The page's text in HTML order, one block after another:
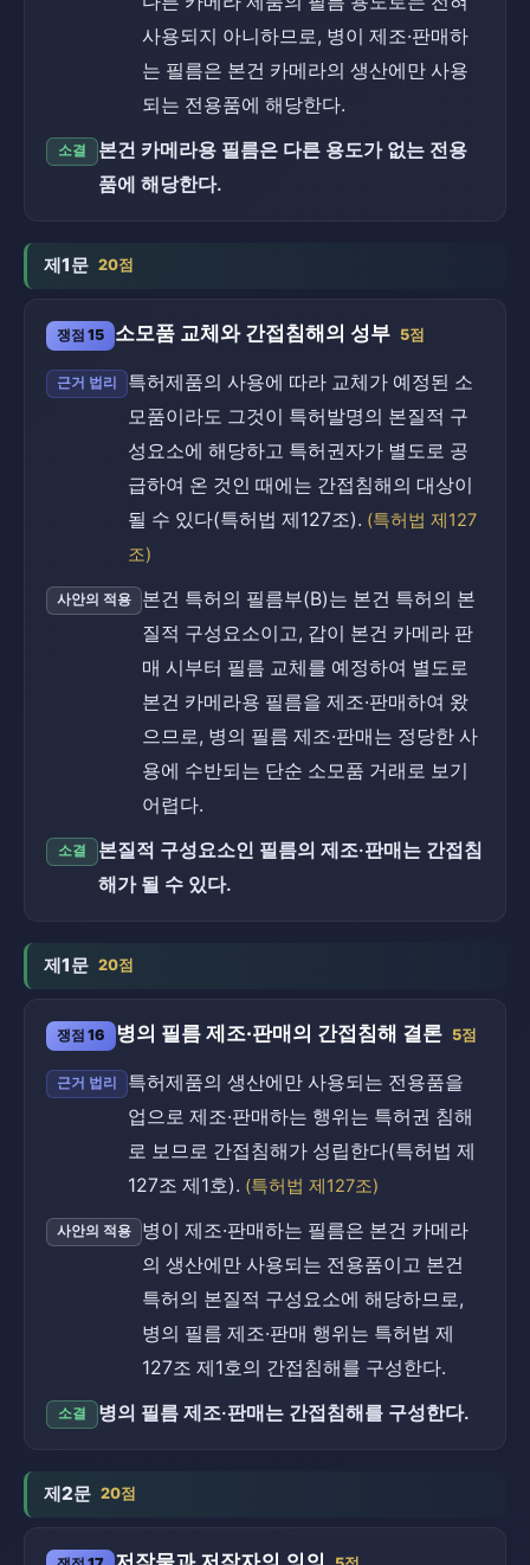
사용되지 아니하므로, 병이 제조·판매하
는 필름은 본건 카메라의 생산에만 사용
되는 전용품에 해당한다.
소결
본건 카메라용 필름은 다른 용도가 없는 전용
품에 해당한다.
제1문 20점
쟁점 15 소모품 교체와 간접침해의 성부 5점
근거 법리
특허제품의 사용에 따라 교체가 예정된 소
모품이라도 그것이 특허발명의 본질적 구
성요소에 해당하고 특허권자가 별도로 공
급하여 온 것인 때에는 간접침해의 대상이
될 수 있다(특허법 제127조). (특허법 제127
조)
사안의 적용
본건 특허의 필름부(B)는 본건 특허의 본
질적 구성요소이고, 갑이 본건 카메라 판
매 시부터 필름 교체를 예정하여 별도로
본건 카메라용 필름을 제조·판매하여 왔
으므로, 병의 필름 제조·판매는 정당한 사
용에 수반되는 단순 소모품 거래로 보기
어렵다.
소결
본질적 구성요소인 필름의 제조·판매는 간접침
해가 될 수 있다.
제1문 20점
쟁점 16 병의 필름 제조·판매의 간접침해 결론 5점
근거 법리
특허제품의 생산에만 사용되는 전용품을
업으로 제조·판매하는 행위는 특허권 침해
로 보므로 간접침해가 성립한다(특허법 제
127조 제1호). (특허법 제127조)
사안의 적용
병이 제조·판매하는 필름은 본건 카메라
의 생산에만 사용되는 전용품이고 본건
특허의 본질적 구성요소에 해당하므로,
병의 필름 제조·판매 행위는 특허법 제
127조 제1호의 간접침해를 구성한다.
소결 병의 필름 제조·판매는 간접침해를 구성한다.
제2문 20점